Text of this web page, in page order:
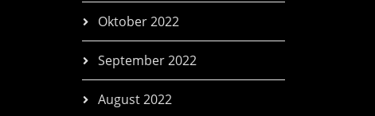
Oktober 2022
September 2022
August 2022